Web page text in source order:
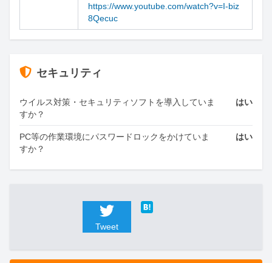
https://www.youtube.com/watch?v=I-biz
8Qecuc
セキュリティ
ウイルス対策・セキュリティソフトを導入していま
すか？
はい
PC等の作業環境にパスワードロックをかけていま
すか？
はい
Tweet